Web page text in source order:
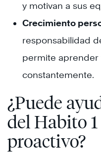
y motivan a sus
Crecimiento
responsabilidad
permite aprender
constantemente. ​
¿Puede
del Habito 1
proactivo?